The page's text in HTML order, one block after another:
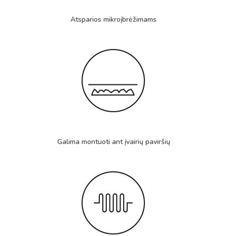
Atsparios mikroįbrėžimams
Galima montuoti ant įvairių paviršių